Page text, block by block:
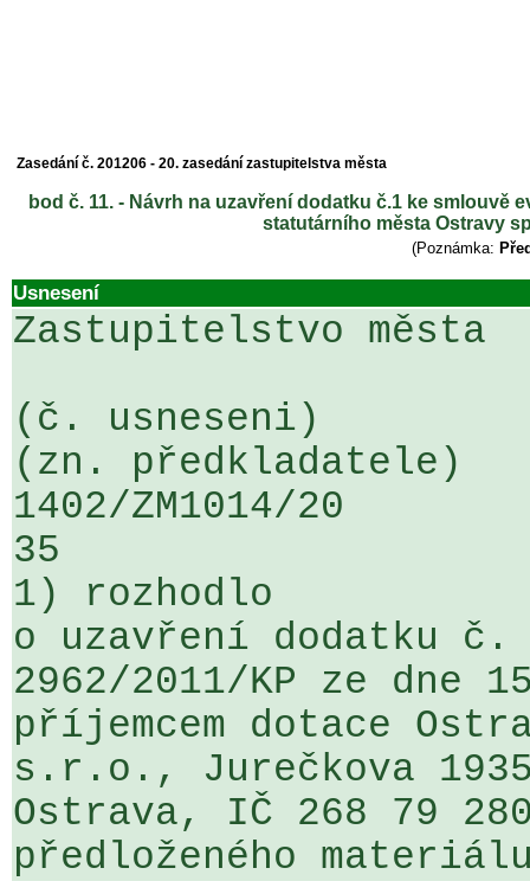
Zasedání č. 201206 - 20. zasedání zastupitelstva města
bod č. 11. - Návrh na uzavření dodatku č.1 ke smlouvě
statutárního města Ostravy
(Poznámka:
Usnesení
Zastupitelstvo města
(č. usneseni)
(zn. předkladatele)
1402/ZM1014/20
35
1) rozhodlo
o uzavření dodatku
2962/2011/KP ze dne
příjemcem dotace
s.r.o., Jurečkova
Ostrava, IČ 268 79
předloženého